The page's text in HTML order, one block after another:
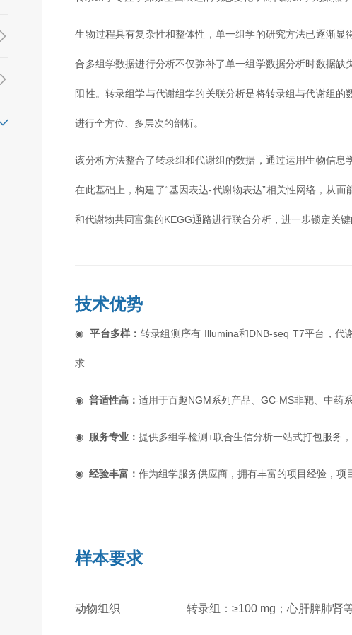
生物过程具有复杂性和整体性，单一组学的研究方法已逐渐
合多组学数据进行分析不仅弥补了单一组学数据分析时数据
阳性。转录组学与代谢组学的关联分析是将转录组与代谢组
进行全方位、多层次的剖析。
该分析方法整合了转录组和代谢组的数据，通过运用生物信息
在此基础上，构建了“基因表达-代谢物表达”相关性网络，从
和代谢物共同富集的KEGG通路进行联合分析，进一步锁定关
技术优势
◉平台多样： 转录组测序有 Illumina和DNB-seq T7平台，代
求
◉普适性高：适用于百趣NGM系列产品、GC-MS非靶、中药
◉ 服务专业：提供多组学检测+联合生信分析一站式打包服务
◉经验丰富：作为组学服务供应商，拥有丰富的项目经验，项
样本要求
动物组织 转录组：≥100 mg；心肝脾肺肾